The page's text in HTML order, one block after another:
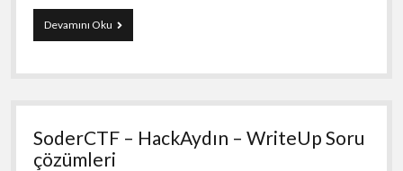
Devamını OkuSiber
Yıldız
2020)
Çözümleri
SoderCTF – HackAydın – WriteUp Soru
çözümleri